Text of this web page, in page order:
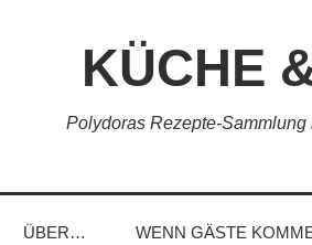
KÜCHE
Polydoras Rezepte-
ÜBER… WENN GÄSTE